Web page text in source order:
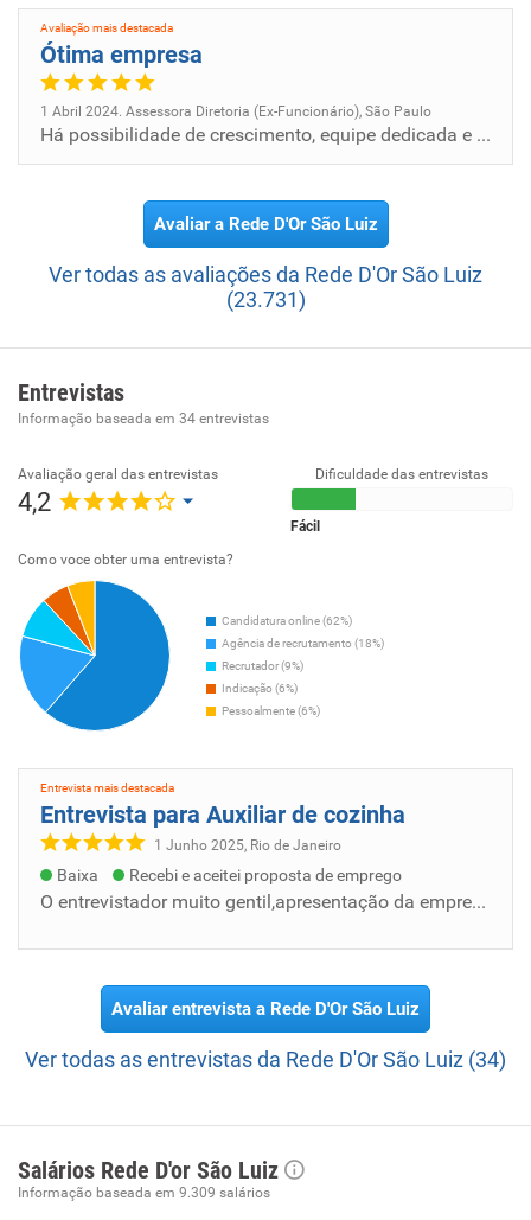
Avaliação mais destacada
Ótima empresa
1 Abril 2024. Assessora Diretoria (Ex-Funcionário), São Paulo
Há possibilidade de crescimento, equipe dedicada e competente. Ambiente de trabalho propicio a obter bons rendimentos,
Avaliar a Rede D'Or São Luiz
Ver todas as avaliações da Rede D'Or São Luiz
(23.731)
Entrevistas
Informação baseada em 34 entrevistas
Avaliação geral das entrevistas
4,2
Dificuldade das entrevistas
Fácil
Como voce obter uma entrevista?
Candidatura online (62%)
Agência de recrutamento (18%)
Recrutador (9%)
Indicação (6%)
Pessoalmente (6%)
Entrevista mais destacada
Entrevista para Auxiliar de cozinha
1 Junho 2025, Rio de Janeiro
Baixa Recebi e aceitei proposta de emprego
O entrevistador muito gentil,apresentação da empresa tudo muito bem elaborado. Explicou sobre a empresa como funciona,qual a meta da empres...
Avaliar entrevista a Rede D'Or São Luiz
Ver todas as entrevistas da Rede D'Or São Luiz (34)
Salários Rede D'or São Luiz
Informação baseada em 9.309 salários